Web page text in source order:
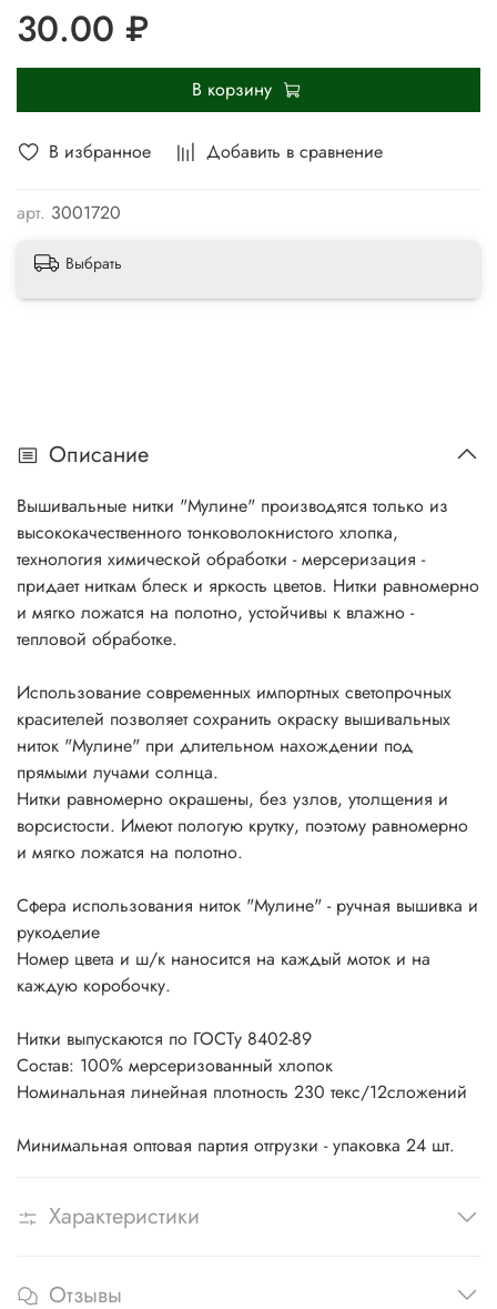
В избранное Добавить в сравнение
арт. 3001720
30.00 ₽
В корзину
Выбрать
Описание
Вышивальные нитки "Мулине" производятся только из
высококачественного тонковолокнистого хлопка,
технология химической обработки - мерсеризация -
придает ниткам блеск и яркость цветов. Нитки равномерно
и мягко ложатся на полотно, устойчивы к влажно -
тепловой обработке.
Использование современных импортных светопрочных
красителей позволяет сохранить окраску вышивальных
ниток "Мулине" при длительном нахождении под
прямыми лучами солнца.
Нитки равномерно окрашены, без узлов, утолщения и
ворсистости. Имеют пологую крутку, поэтому равномерно
и мягко ложатся на полотно.
Сфера использования ниток "Мулине" - ручная вышивка и
рукоделие
Номер цвета и ш/к наносится на каждый моток и на
каждую коробочку.
Нитки выпускаются по ГОСТу 8402-89
Состав: 100% мерсеризованный хлопок
Номинальная линейная плотность 230 текс/12сложений
Минимальная оптовая партия отгрузки - упаковка 24 шт.
Характеристики
Отзывы